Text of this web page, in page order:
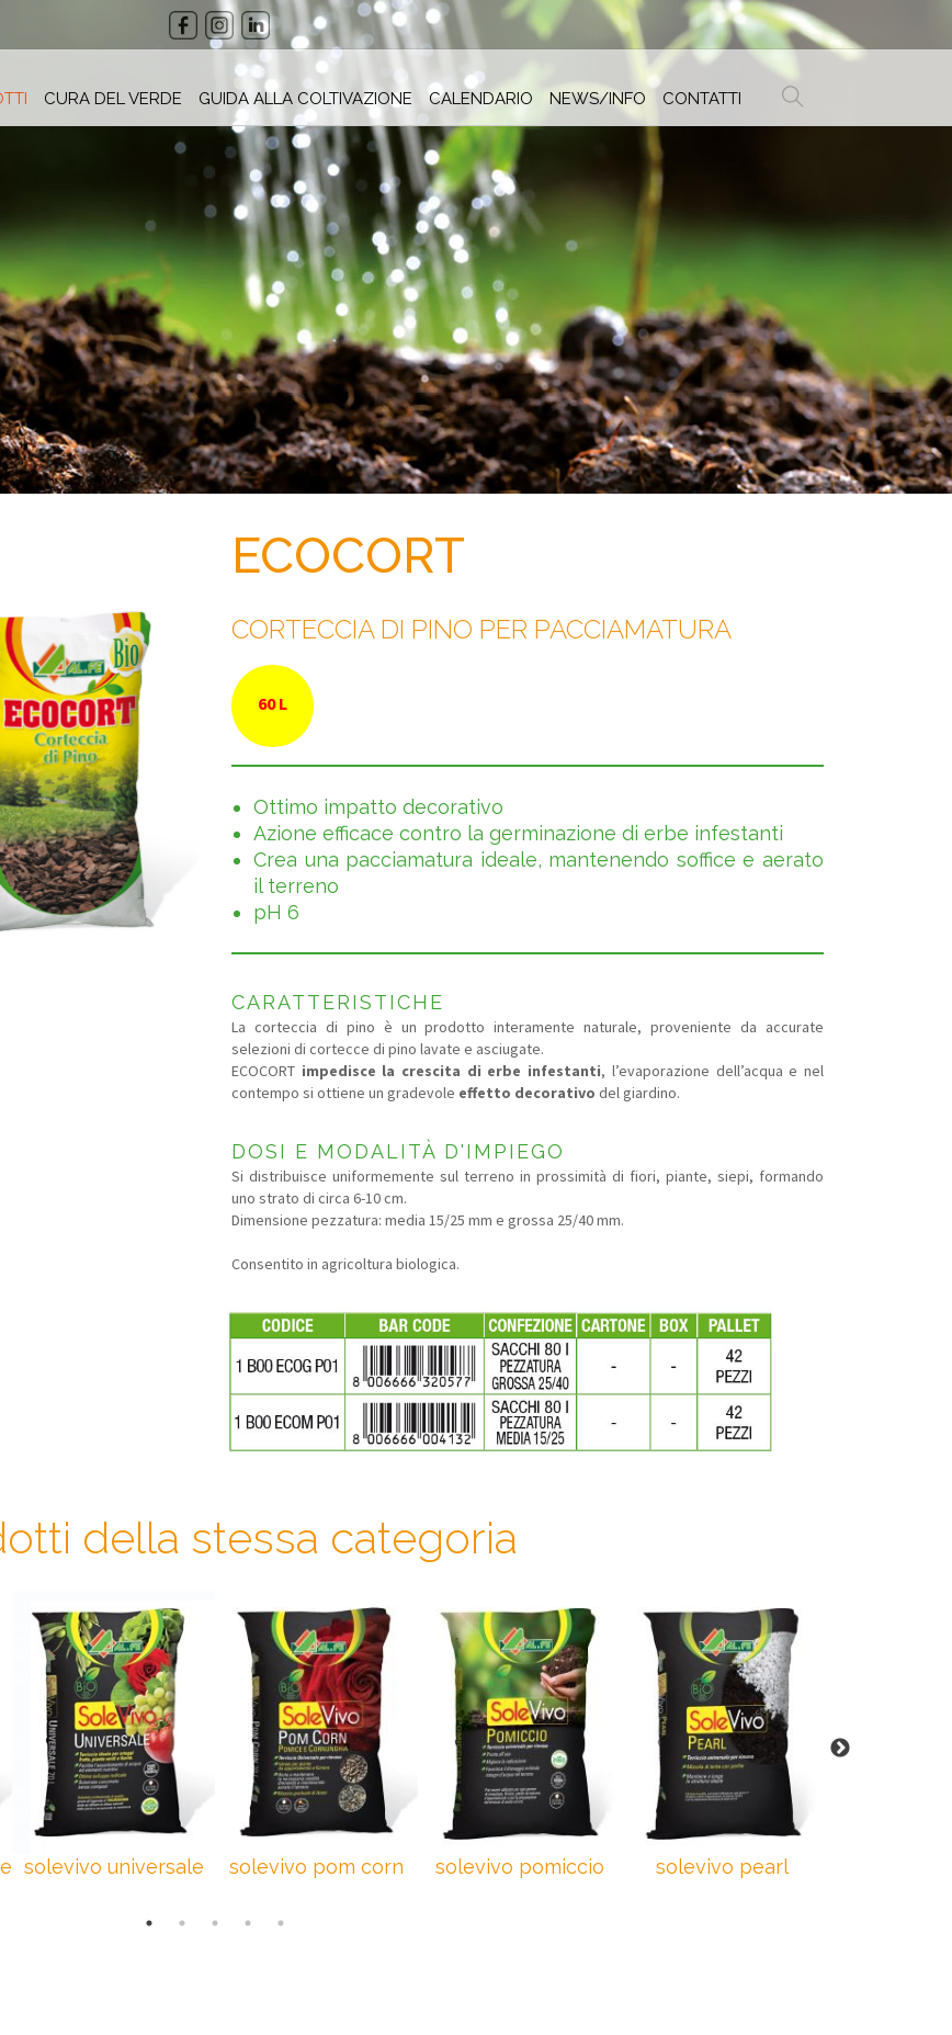
CURA DEL VERDE GUIDA ALLA COLTIVAZIONE CALENDARIO NEWS/INFO CONTATTI
ECOCORT
CORTECCIA DI PINO PER PACCIAMATURA
60 L
Ottimo impatto decorativo
Azione efficace contro la germinazione di erbe infestanti
Crea una pacciamatura ideale, mantenendo soffice e aerato
il terreno
pH 6
CARATTERISTICHE
La corteccia di pino è un prodotto interamente naturale, proveniente da accurate
selezioni di cortecce di pino lavate e asciugate.
ECOCORT impedisce la crescita di erbe infestanti, l’evaporazione dell’acqua e nel
contempo si ottiene un gradevole effetto decorativo del giardino.
DOSI E MODALITÀ D'IMPIEGO
Si distribuisce uniformemente sul terreno in prossimità di fiori, piante, siepi, formando
uno strato di circa 6-10 cm.
Dimensione pezzatura: media 15/25 mm e grossa 25/40 mm.
Consentito in agricoltura biologica.
della stessa categoria
solevivo universale solevivo pom corn solevivo pomiccio solevivo pearl